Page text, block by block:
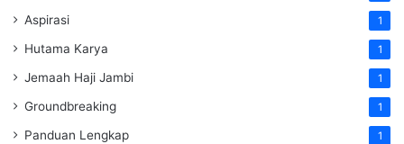
Aspirasi 1
Hutama Karya 1
Jemaah Haji Jambi 1
Groundbreaking 1
Panduan Lengkap 1